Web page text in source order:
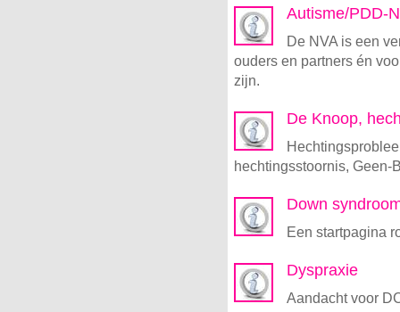
Autisme/PDD-
De NVA is een
ouders en partners én
zijn.
De Knoop,
hechtingsstoornis, Geen-
Down
Een startpagina
Dyspraxie
Aandacht voor